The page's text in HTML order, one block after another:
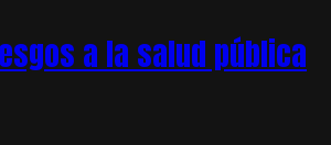
a la salud pública